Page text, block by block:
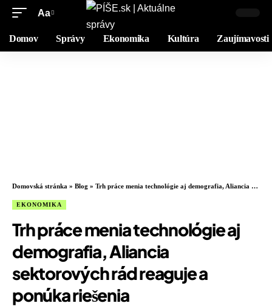
Aa
Domov Správy Ekonomika Kultúra Zaujímavosti
Domovská stránka » Blog » Trh práce menia technológie aj demografia, Aliancia sektorových rád reaguje a ponúka riešenia
EKONOMIKA
Trh práce menia technológie aj
demografia, Aliancia
sektorových rád reaguje a
ponúka riešenia